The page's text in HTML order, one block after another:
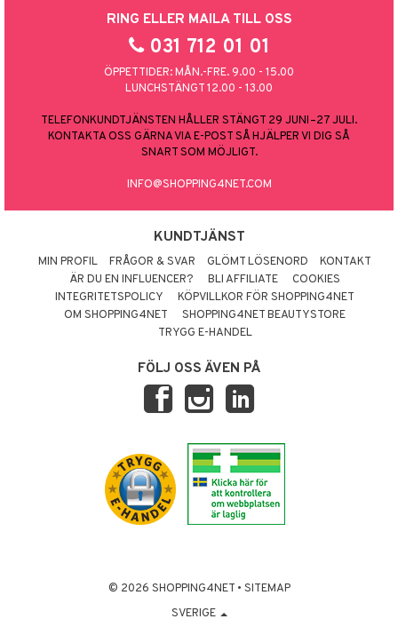
RING ELLER MAILA TILL OSS
031 712 01 01
ÖPPETTIDER: MÅN.-FRE. 9.00 - 15.00
LUNCHSTÄNGT 12.00 - 13.00
TELEFONKUNDTJÄNSTEN HÅLLER STÄNGT 29 JUNI–27 JULI.
KONTAKTA OSS GÄRNA VIA E-POST SÅ HJÄLPER VI DIG SÅ
SNART SOM MÖJLIGT.
INFO@SHOPPING4NET.COM
KUNDTJÄNST
MIN PROFIL FRÅGOR & SVAR GLÖMT LÖSENORD
KONTAKT
ÄR DU EN INFLUENCER?
BLI AFFILIATE
COOKIES
INTEGRITETSPOLICY
KÖPVILLKOR FÖR SHOPPING4NET
OM SHOPPING4NET
SHOPPING4NET BEAUTYSTORE
TRYGG E-HANDEL
FÖLJ OSS ÄVEN PÅ
© 2026 SHOPPING4NET • SITEMAP
SVERIGE